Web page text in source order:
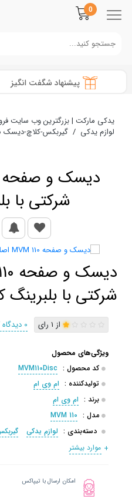
0
پیشنهاد شگفت انگیز
یدکی مارکت | بزرگترین وب سایت
لوازم یدکی / گیربکس-کلاچ-
شرکتی با
شرکتی با بلبرینگ
از 1 رای 0 دیدگاه کاربران
ویژگی‌های محصول
کد محصول : MVM110Disc
تولیدکننده : ام وی ام
برند : ام وی ام
مدل : MVM 110
دسته‌بندی : لوازم یدکی
موارد بیشتر
امکان ارسال با تیپاکس